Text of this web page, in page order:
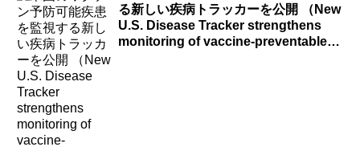
る新しい疾病トラッカーを公開 （New
U.S. Disease Tracker strengthens
monitoring of vaccine-preventable